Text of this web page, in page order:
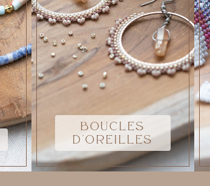
BOUCLES
D'OREILLES